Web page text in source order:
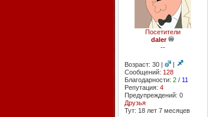
Посетители
daler
--
Возраст: 30 |
|
Сообщений: 128
Благодарности: 2/ 11
Репутация: 4
Предупреждений: 0
Друзья
Тут: 18 лет 7 месяцев